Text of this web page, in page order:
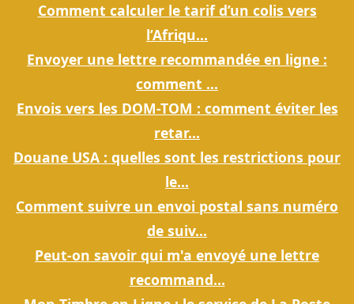
Comment calculer le tarif d’un colis vers
l’Afriqu...
Envoyer une lettre recommandée en ligne :
comment ...
Envois vers les DOM-TOM : comment éviter les
retar...
Douane USA : quelles sont les restrictions pour
le...
Comment suivre un envoi postal sans numéro
de suiv...
Peut-on savoir qui m'a envoyé une lettre
recommand...